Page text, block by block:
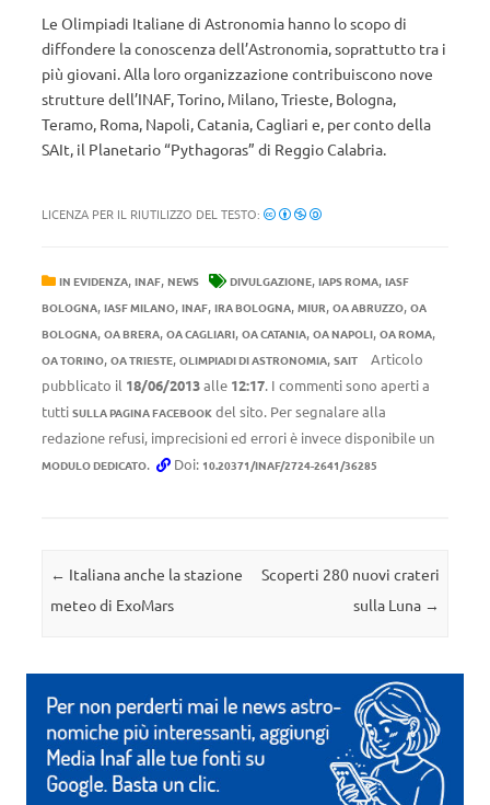
Le Olimpiadi Italiane di Astronomia hanno lo scopo di
diffondere la conoscenza dell’Astronomia, soprattutto tra i
più giovani. Alla loro organizzazione contribuiscono nove
strutture dell’INAF, Torino, Milano, Trieste, Bologna,
Teramo, Roma, Napoli, Catania, Cagliari e, per conto della
SAIt, il Planetario “Pythagoras” di Reggio Calabria.
LICENZA PER IL RIUTILIZZO DEL TESTO:
IN EVIDENZA, INAF, NEWS DIVULGAZIONE, IAPS ROMA, IASF
BOLOGNA, IASF MILANO, INAF, IRA BOLOGNA, MIUR, OA ABRUZZO, OA
BOLOGNA, OA BRERA, OA CAGLIARI, OA CATANIA, OA NAPOLI, OA ROMA,
OA TORINO, OA TRIESTE, OLIMPIADI DI ASTRONOMIA, SAIT
Articolo
pubblicato il 18/06/2013alle 12:17. I commenti sono aperti a
tutti SULLA PAGINA FACEBOOK del sito. Per segnalare alla
redazione refusi, imprecisioni ed errori è invece disponibile un
MODULO DEDICATO. Doi: 10.20371/INAF/2724-2641/36285
Navigazione articolo
← Italiana anche la stazione
meteo di ExoMars
Scoperti 280 nuovi crateri
sulla Luna →